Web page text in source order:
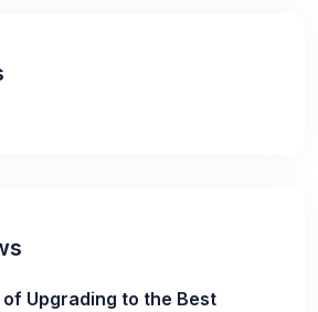
Upgrading to the Best